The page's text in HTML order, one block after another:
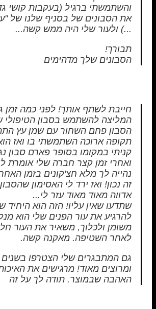
והשתמשתי ברגיל (בעקבות קושי
את הסבונים של בסניף שלנו של
...) ולעור שלי היה ממש קשה...
תבורך!
הסבונים שלך מדהימים
חייבת לשתף אותך! לפני כמה זמן
המליצה להשתמש בסבון הטיפולי
הסבון פחם השחור עם שמן עץ
תקופה ארוכה השתמשתי בו ואז
קניתי במקומו בסופר פארם סבון
ואחרי זמן קצר חברה שלי אומרת
נהייה לך מלא חצ'קונים בזמן
זה נכון! ואז ירד לי האסימון
אדווה מאוד מאוד עזר לי...
שתדעו שאין עליו! הזה הוא היחיד
להרגיע את עור הפנים שלי הוא
משומן ולכלוך, משאיר את העור
לאחר השטיפה. מאקנה קשה.
גם המתבגרים שלי הצטרפו בשנים
ומרוצים מאוד! מרגישים את
האהבה שבמוצר. תודה לך על זה